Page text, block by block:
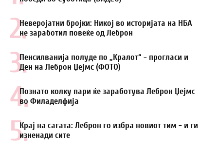
2.Неверојатни бројки: Никој во историјата на НБА
не заработил повеќе од Леброн
3.Пенсилванија полуде по „Кралот“ - прогласи и
Ден на Леброн Џејмс (ФОТО)
4.Познато колку пари ќе заработува Леброн Џејмс
во Филаделфија
5.Крај на сагата: Леброн го избра новиот тим - и ги
изненади сите